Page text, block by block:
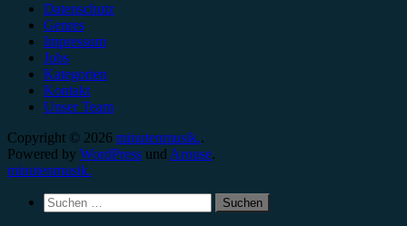
Datenschutz
Genres
Impressum
Jobs
Kategorien
Kontakt
Unser Team
Copyright © 2026 minutenmusik..
Powered by WordPress und Arouse.
minutenmusik.
Suchen
nach: